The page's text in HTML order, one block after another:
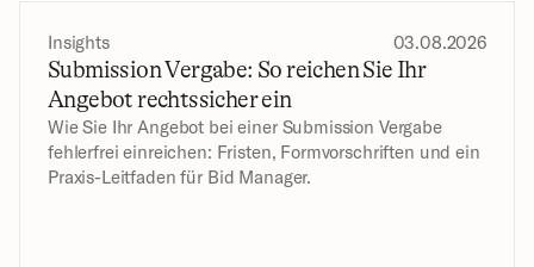
Insights 03.08.2026
Submission Vergabe: So reichen Sie Ihr
Angebot rechtssicher ein
Wie Sie Ihr Angebot bei einer Submission Vergabe
fehlerfrei einreichen: Fristen, Formvorschriften und ein
Praxis-Leitfaden für Bid Manager.